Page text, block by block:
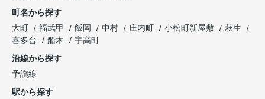
町名から探す
大町
福武甲 飯岡 中村 庄内町 小松町新屋敷
萩生
喜多台
船木
宇高町
沿線から探す
予讃線
駅から探す